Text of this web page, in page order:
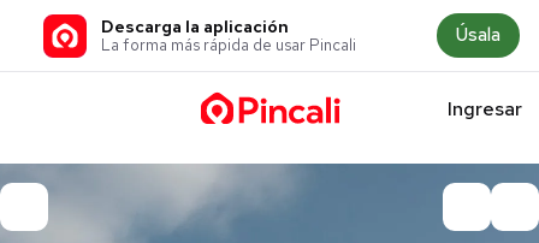
Descarga la aplicación
La forma más rápida de usar Pincali Úsala
Ingresar